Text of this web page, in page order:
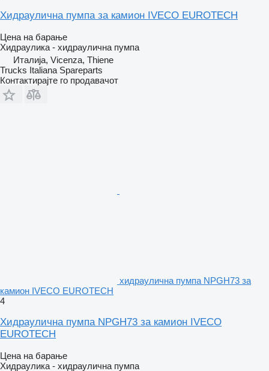
Хидраулична пумпа за камион IVECO EUROTECH
Цена на барање
Хидраулика - хидраулична пумпа
Италија, Vicenza, Thiene
Trucks Italiana Spareparts
Контактирајте го продавачот
хидраулична пумпа NPGH73 за
камион IVECO EUROTECH
4
Хидраулична пумпа NPGH73 за камион IVECO
EUROTECH
Цена на барање
Хидраулика - хидраулична пумпа